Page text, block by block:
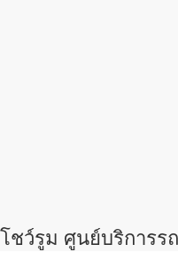
โชว์รูม ศูนย์บริการร